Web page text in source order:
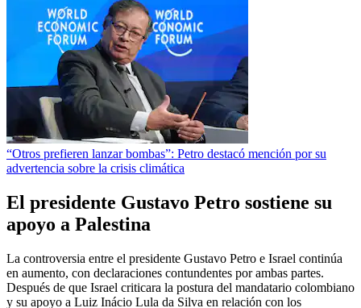
“Otros prefieren lanzar bombas”: Petro destacó mención por su
advertencia sobre la crisis climática
El presidente Gustavo Petro sostiene su
apoyo a Palestina
La controversia entre el presidente Gustavo Petro e Israel continúa
en aumento, con declaraciones contundentes por ambas partes.
Después de que Israel criticara la postura del mandatario colombiano
y su apoyo a Luiz Inácio Lula da Silva en relación con los